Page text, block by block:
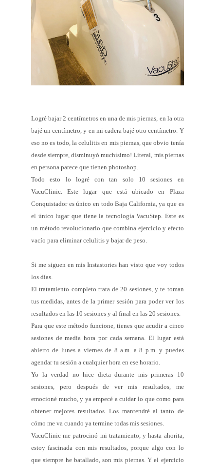
Logré bajar 2 centímetros en una de mis piernas, en la otra
bajé un centímetro, y en mi cadera bajé otro centímetro. Y
eso no es todo, la celulitis en mis piernas, que obvio tenía
desde siempre, disminuyó muchísimo! Literal, mis piernas
en persona parece que tienen photoshop.
Todo esto lo logré con tan solo 10 sesiones en
VacuClinic. Este lugar que está ubicado en Plaza
Conquistador es único en todo Baja California, ya que es
el único lugar que tiene la tecnología VacuStep. Este es
un método revolucionario que combina ejercicio y efecto
vacío para eliminar celulitis y bajar de peso.
Si me siguen en mis Instastories han visto que voy todos
los días.
El tratamiento completo trata de 20 sesiones, y te toman
tus medidas, antes de la primer sesión para poder ver los
resultados en las 10 sesiones y al final en las 20 sesiones.
Para que este método funcione, tienes que acudir a cinco
sesiones de media hora por cada semana. El lugar está
abierto de lunes a viernes de 8 a.m. a 8 p.m. y puedes
agendar tu sesión a cualquier hora en ese horario.
Yo la verdad no hice dieta durante mis primeras 10
sesiones, pero después de ver mis resultados, me
emocioné mucho, y ya empecé a cuidar lo que como para
obtener mejores resultados. Los mantendré al tanto de
cómo me va cuando ya termine todas mis sesiones.
VacuClinic me patrocinó mi tratamiento, y hasta ahorita,
estoy fascinada con mis resultados, porque algo con lo
que siempre he batallado, son mis piernas. Y el ejercicio